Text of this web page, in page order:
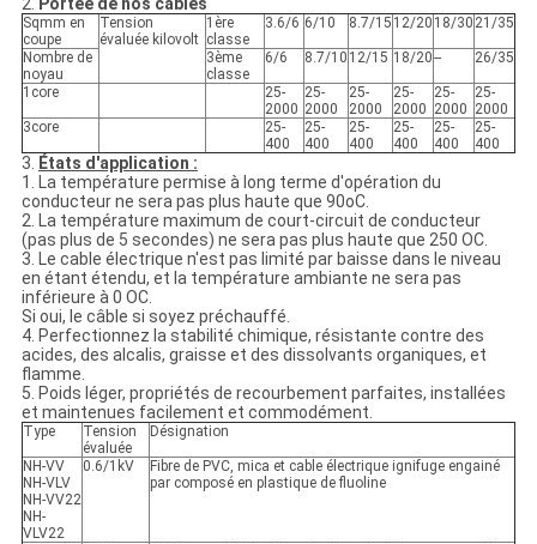
2. Portée de nos câbles
Sqmm en
coupe
Tension
évaluée kilovolt
1ère
classe
3.6/6 6/10 8.7/15 12/20 18/30 21/35
Nombre de
noyau
3ème
classe
6/6 8.7/10 12/15 18/20-- 26/35
1core
25-
2000
25-
2000
25-
2000
25-
2000
25-
2000
25-
2000
3core
25-
400
25-
400
25-
400
25-
400
25-
400
25-
400
3. États d'application :
1. La température permise à long terme d'opération du
conducteur ne sera pas plus haute que 90oC.
2. La température maximum de court-circuit de conducteur
(pas plus de 5 secondes) ne sera pas plus haute que 250 OC.
3. Le cable électrique n'est pas limité par baisse dans le niveau
en étant étendu, et la température ambiante ne sera pas
inférieure à 0 OC.
Si oui, le câble si soyez préchauffé.
4. Perfectionnez la stabilité chimique, résistante contre des
acides, des alcalis, graisse et des dissolvants organiques, et
flamme.
5. Poids léger, propriétés de recourbement parfaites, installées
et maintenues facilement et commodément.
Type
Tension
évaluée
Désignation
NH-VV
NH-VLV
NH-VV22
NH-
VLV22
0.6/1kV
Fibre de PVC, mica et cable électrique ignifuge engainé
par composé en plastique de fluoline